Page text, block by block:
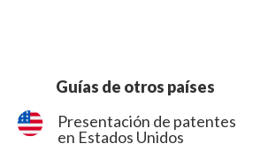
Guías de otros países
Presentación de patentes
en Estados Unidos